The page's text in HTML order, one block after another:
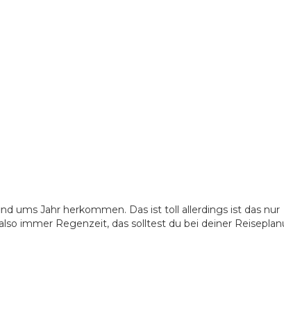
ums Jahr herkommen. Das ist toll allerdings ist das nur
immer Regenzeit, das solltest du bei deiner